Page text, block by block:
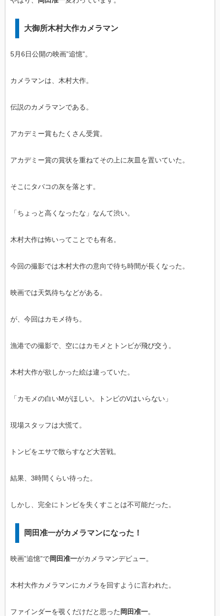
大御所木村大作カメラマン
5月6日公開の映画”追憶”。
カメラマンは、木村大作。
伝説のカメラマンである。
アカデミー賞もたくさん受賞。
アカデミー賞の賞状を重ねてその上に灰皿を置いていた。
そこにタバコの灰を落とす。
「ちょっと高くなったな」なんて渋い。
木村大作は怖いってことでも有名。
今回の撮影では木村大作の意向で待ち時間が長くなった。
映画では天気待ちなどがある。
が、今回はカモメ待ち。
漁港での撮影で、空にはカモメとトンビが飛び交う。
木村大作が欲しかった絵は違っていた。
「カモメの白いMがほしい。トンビのVはいらない」
現場スタッフは大慌て。
トンビをエサで散らすなど大苦戦。
結果、3時間くらい待った。
しかし、完全にトンビを失くすことは不可能だった。
岡田准一がカメラマンになった！
映画”追憶”で岡田准一がカメラマンデビュー。
木村大作カメラマンにカメラを回すように言われた。
ファインダーを覗くだけだと思った 岡田准一。